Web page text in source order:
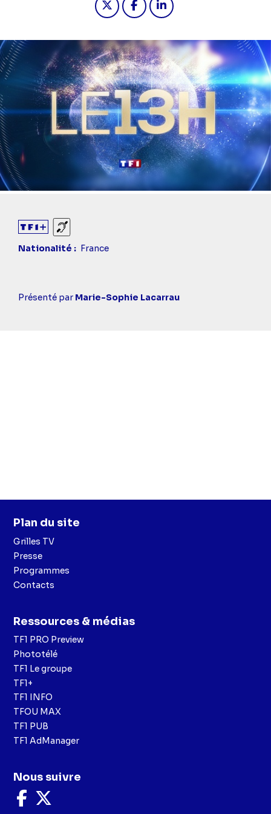
Sourds et malentendants
Nationalité
France
Casting
Présenté par Marie-Sophie Lacarrau
Plan du site
Grilles TV
Presse
Programmes
Contacts
Ressources & médias
TF1 PRO Preview
Phototélé
TF1 Le groupe
TF1+
TF1 INFO
TFOU MAX
TF1 PUB
TF1 AdManager
Nous suivre
Nous
suivre